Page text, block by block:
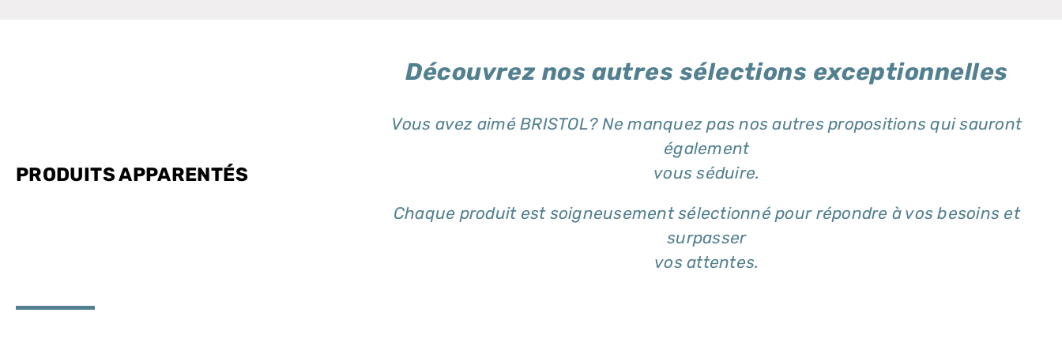
Découvrez nos autres sélections exceptionnelles
Vous avez aimé BRISTOL? Ne manquez pas nos autres propositions qui sauront
également
vous séduire.
Chaque produit est soigneusement sélectionné pour répondre à vos besoins et
surpasser
vos attentes.
PRODUITSAPPARENTÉS